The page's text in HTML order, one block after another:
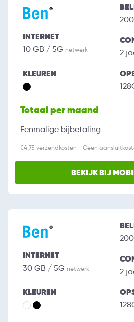
INTERNET
10 GB / 5G netwerk 2
KLEUREN
Totaal per maand
Eenmalige bijbetaling
€4,75 verzendkosten - Geen
BEKIJK BIJ
INTERNET
30 GB / 5G netwerk 2
KLEUREN